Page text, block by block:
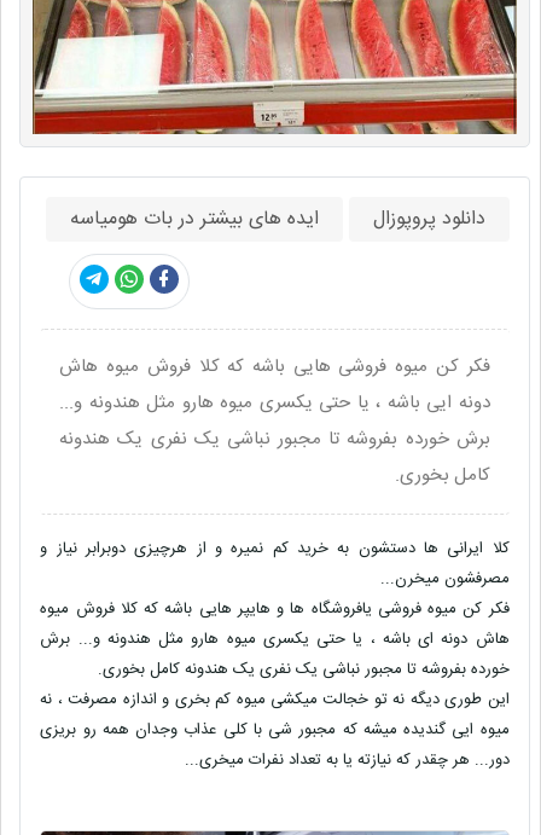
دانلود پروپوزال ایده های بیشتر در بات هومیاسه
فکر کن میوه فروشی هایی باشه که کلا فروش میوه هاش
دونه ایی باشه ، یا حتی یکسری میوه هارو مثل هندونه و...
برش خورده بفروشه تا مجبور نباشی یک نفری یک هندونه
کامل بخوری.
کلا ایرانی ها دستشون به خرید کم نمیره و از هرچیزی دوبرابر نیاز و
مصرفشون میخرن...
فکر کن میوه فروشی یافروشگاه ها و هایپر هایی باشه که کلا فروش میوه
هاش دونه ای باشه ، یا حتی یکسری میوه هارو مثل هندونه و... برش
خورده بفروشه تا مجبور نباشی یک نفری یک هندونه کامل بخوری.
این طوری دیگه نه تو خجالت میکشی میوه کم بخری و اندازه مصرفت ، نه
میوه ایی گندیده میشه که مجبور شی با کلی عذاب وجدان همه رو بریزی
دور... هر چقدر که نیازته یا به تعداد نفرات میخری...